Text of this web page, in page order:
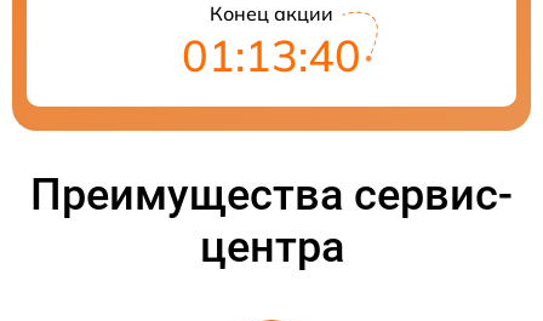
Конец акции
01:13:39
Преимущества сервис-
центра